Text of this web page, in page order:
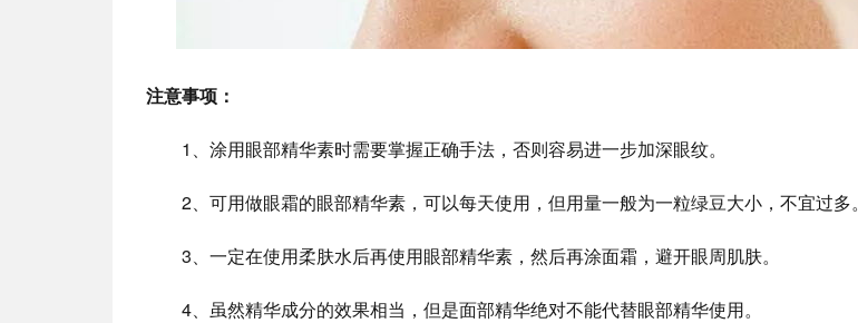
注意事项：
1、涂用眼部精华素时需要掌握正确手法，否则容易进一步加深眼纹。
2、可用做眼霜的眼部精华素，可以每天使用，但用量一般为一粒绿豆大小，不宜过多。
3、一定在使用柔肤水后再使用眼部精华素，然后再涂面霜，避开眼周肌肤。
4、虽然精华成分的效果相当，但是面部精华绝对不能代替眼部精华使用。